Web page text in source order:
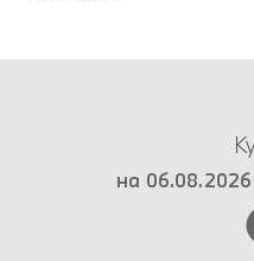
на 06.08.2026